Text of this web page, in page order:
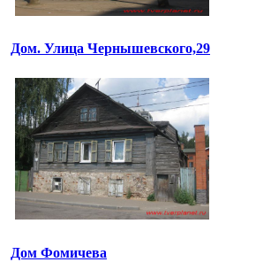
Дом. Улица Чернышевского,29
Дом Фомичева